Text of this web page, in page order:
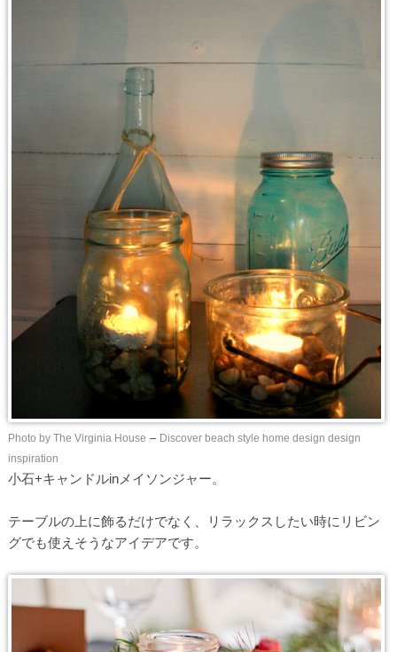
Photo by The Virginia House – Discover beach style home design design
inspiration
小石+キャンドルinメイソンジャー。
テーブルの上に飾るだけでなく、リラックスしたい時にリビン
グでも使えそうなアイデアです。